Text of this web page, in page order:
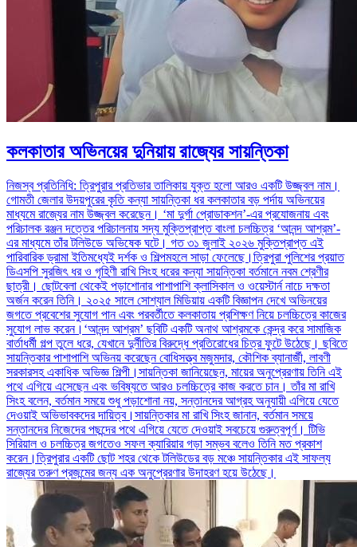
কলকাতার অভিনয়ের দুনিয়ায় রাজ্যের সায়ন্তিকা
নিজস্ব প্রতিনিধি: ত্রিপুরার প্রতিভার তালিকায় যুক্ত হলো আরও একটি উজ্জ্বল নাম।
গোমতী জেলার উদয়পুরের কৃতি কন্যা সায়ন্তিকা ধর কলকাতার বড় পর্দায় অভিনয়ের
মাধ্যমে রাজ্যের নাম উজ্জ্বল করেছেন। ‘মা দুর্গা প্রোডাকশন’-এর প্রযোজনায় এবং
পরিচালক রঞ্জন দত্তের পরিচালনায় সদ্য মুক্তিপ্রাপ্ত বাংলা চলচ্চিত্র ‘আনন্দ আশ্রম’-
এর মাধ্যমে তাঁর টলিউডে অভিষেক ঘটে। গত ৩১ জুলাই ২০২৬ মুক্তিপ্রাপ্ত এই
পারিবারিক ড্রামা ইতিমধ্যেই দর্শক ও শিল্পমহলে সাড়া ফেলেছে।ত্রিপুরা পুলিশের প্রয়াত
ডিএসপি সুরজিৎ ধর ও গৃহিণী রাখি সিংহ ধরের কন্যা সায়ন্তিকা বর্তমানে নবম শ্রেণীর
ছাত্রী। ছোটবেলা থেকেই পড়াশোনার পাশাপাশি ক্লাসিকাল ও ওয়েস্টার্ন নাচে দক্ষতা
অর্জন করেন তিনি। ২০২৫ সালে সোশ্যাল মিডিয়ায় একটি বিজ্ঞাপন দেখে অভিনয়ের
জগতে প্রবেশের সুযোগ পান এবং পরবর্তীতে কলকাতায় প্রশিক্ষণ নিয়ে চলচ্চিত্রে কাজের
সুযোগ লাভ করেন।‘আনন্দ আশ্রম’ ছবিটি একটি অনাথ আশ্রমকে কেন্দ্র করে সামাজিক
বার্তাধর্মী গল্প তুলে ধরে, যেখানে দুর্নীতির বিরুদ্ধে প্রতিরোধের চিত্র ফুটে উঠেছে। ছবিতে
সায়ন্তিকার পাশাপাশি অভিনয় করেছেন বোধিসত্ত্ব মজুমদার, কৌশিক ব্যানার্জী, লাবণী
সরকারসহ একাধিক অভিজ্ঞ শিল্পী।সায়ন্তিকা জানিয়েছেন, মায়ের অনুপ্রেরণায় তিনি এই
পথে এগিয়ে এসেছেন এবং ভবিষ্যতে আরও চলচ্চিত্রে কাজ করতে চান। তাঁর মা রাখি
সিংহ বলেন, বর্তমান সময়ে শুধু পড়াশোনা নয়, সন্তানদের আগ্রহ অনুযায়ী এগিয়ে যেতে
দেওয়াই অভিভাবকদের দায়িত্ব।সায়ন্তিকার মা রাখি সিংহ জানান, বর্তমান সময়ে
সন্তানদের নিজেদের পছন্দের পথে এগিয়ে যেতে দেওয়াই সবচেয়ে গুরুত্বপূর্ণ। টিভি
সিরিয়াল ও চলচ্চিত্র জগতেও সফল ক্যারিয়ার গড়া সম্ভব বলেও তিনি মত প্রকাশ
করেন।ত্রিপুরার একটি ছোট শহর থেকে টলিউডের বড় মঞ্চে সায়ন্তিকার এই সাফল্য
রাজ্যের তরুণ প্রজন্মের জন্য এক অনুপ্রেরণার উদাহরণ হয়ে উঠেছে।